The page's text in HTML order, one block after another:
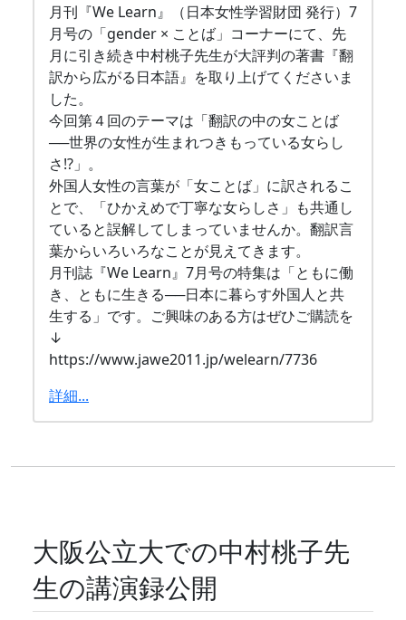
月刊『We Learn』（日本女性学習財団 発行）7
月号の「gender × ことば」コーナーにて、先
月に引き続き中村桃子先生が大評判の著書『翻
訳から広がる日本語』を取り上げてくださいま
した。
今回第４回のテーマは「翻訳の中の女ことば
──世界の女性が生まれつきもっている女らし
さ!?」。
外国人女性の言葉が「女ことば」に訳されるこ
とで、「ひかえめで丁寧な女らしさ」も共通し
ていると誤解してしまっていませんか。翻訳言
葉からいろいろなことが見えてきます。
月刊誌『We Learn』7月号の特集は「ともに働
き、ともに生きる──日本に暮らす外国人と共
生する」です。ご興味のある方はぜひご購読を
↓
https://www.jawe2011.jp/welearn/7736
詳細...
大阪公立大での中村桃子先
生の講演録公開